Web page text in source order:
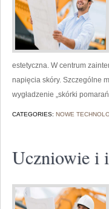
estetyczna. W centrum
napięcia skóry. Szczególne
wygładzenie „skórki
CATEGORIES: NOWE
Uczniowie i